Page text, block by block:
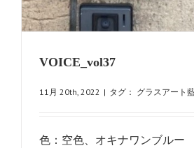
VOICE_vol37
11月 20th, 2022 | タグ： グラスアート
色：空色、オキナワンブルー